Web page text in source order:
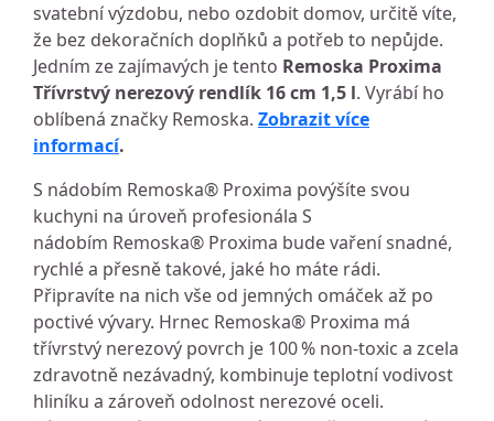
svatební výzdobu, nebo ozdobit domov, určitě víte,
že bez dekoračních doplňků a potřeb to nepůjde.
Jedním ze zajímavých je tento Remoska Proxima
Třívrstvý nerezový rendlík 16 cm 1,5 l. Vyrábí ho
oblíbená značky Remoska. Zobrazit více
informací.
S nádobím Remoska® Proxima povýšíte svou
kuchyni na úroveň profesionála S
nádobím Remoska® Proxima bude vaření snadné,
rychlé a přesně takové, jaké ho máte rádi.
Připravíte na nich vše od jemných omáček až po
poctivé vývary. Hrnec Remoska® Proxima má
třívrstvý nerezový povrch je 100 % non-toxic a zcela
zdravotně nezávadný, kombinuje teplotní vodivost
hliníku a zároveň odolnost nerezové oceli.